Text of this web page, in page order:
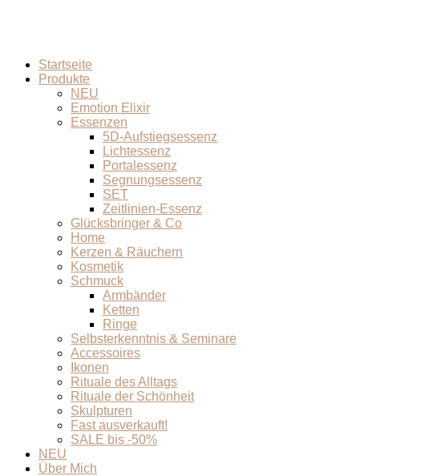
Startseite
Produkte
NEU
Emotion Elixir
Essenzen
5D-Aufstiegsessenz
Lichtessenz
Portalessenz
Segnungsessenz
SET
Zeitlinien-Essenz
Glücksbringer & Co
Home
Kerzen & Räuchern
Kosmetik
Schmuck
Armbänder
Ketten
Ringe
Selbsterkenntnis & Seminare
Accessoires
Ikonen
Rituale des Alltags
Rituale der Schönheit
Skulpturen
Fast ausverkauft!
SALE bis -50%
NEU
Über Mich